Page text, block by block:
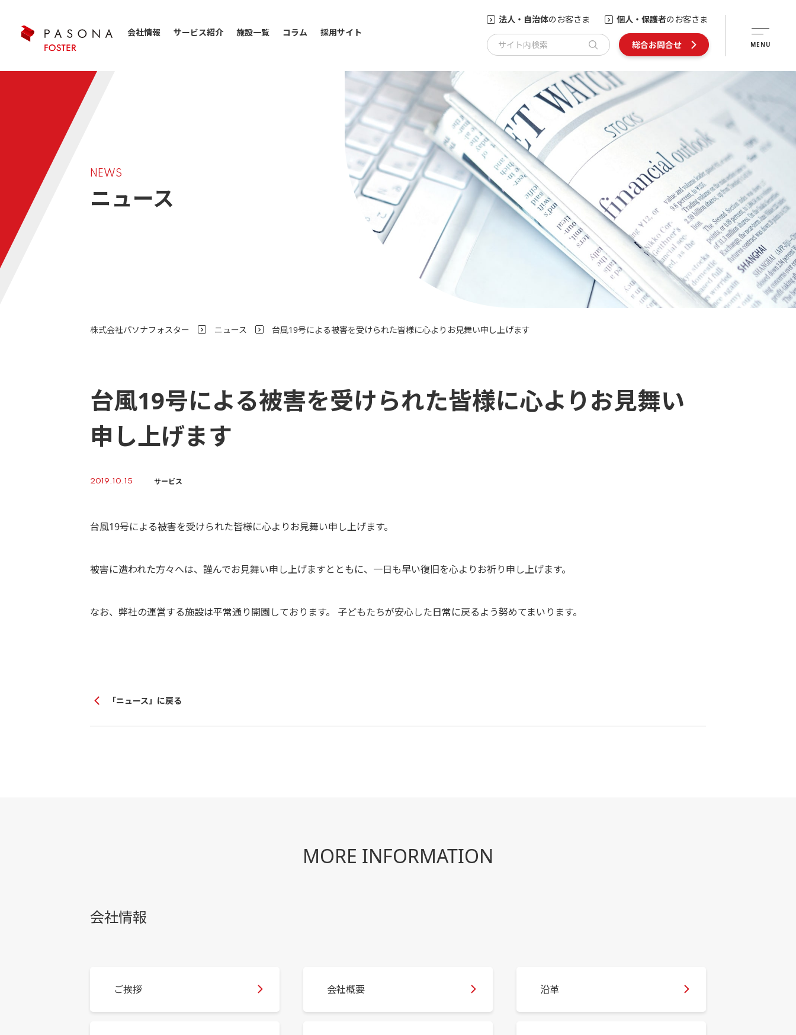
会社情報 サービス紹介 施設一覧 コラム 採用サイト
法人・自治体のお客さま 個人・保護者のお客さま
サイト内検索 総合お問合せ
NEWS
ニュース
株式会社パソナフォスター >ニュース >台風19号による被害を受けられた皆様に心よりお見舞い申し上げます
台風19号による被害を受けられた皆様に心よりお見舞い
申し上げます
2019.10.15 サービス
台風19号による被害を受けられた皆様に心よりお見舞い申し上げます。
被害に遭われた方々へは、謹んでお見舞い申し上げますとともに、一日も早い復旧を心よりお祈り申し上げます。
なお、弊社の運営する施設は平常通り開園しております。 子どもたちが安心した日常に戻るよう努めてまいります。
「ニュース」に戻る
MORE INFORMATION
会社情報
ご挨拶 会社概要 沿革